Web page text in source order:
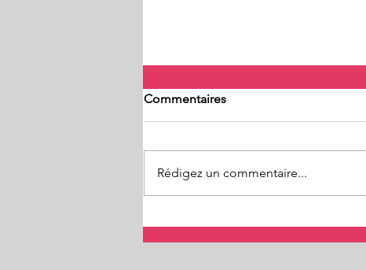
Commentaires
Rédigez un commentaire...